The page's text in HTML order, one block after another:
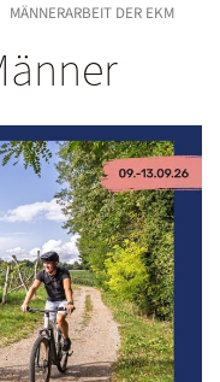
MÄNNERARBEIT DER EKM